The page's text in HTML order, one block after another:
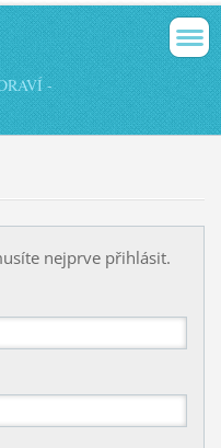
-
nejprve přihlásit.